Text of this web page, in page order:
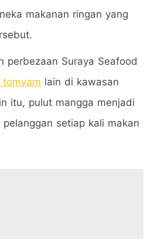
makanan ringan yang
perbezaan Suraya Seafood
lain di kawasan
itu, pulut mangga menjadi
setiap kali makan